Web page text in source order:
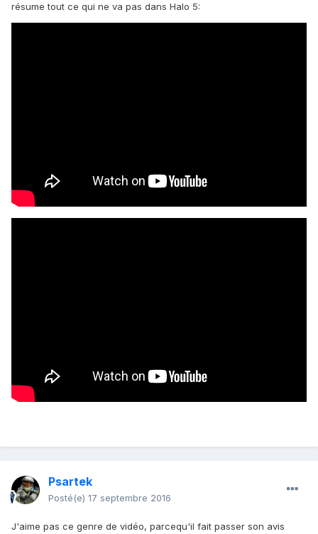
résume tout ce qui ne va pas dans Halo 5:
Psartek
Posté(e) 17 septembre 2016
J'aime pas ce genre de vidéo, parcequ'il fait passer son avis